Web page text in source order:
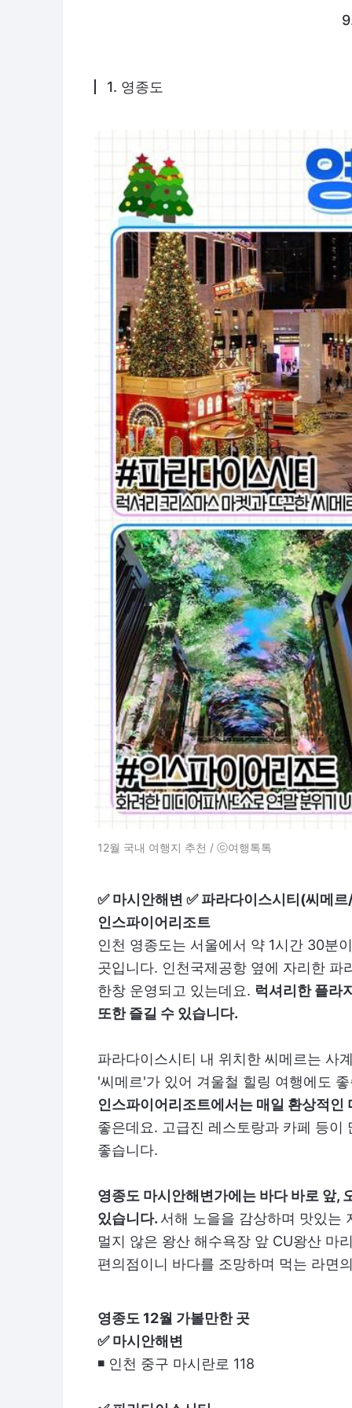
1. 영종도
12월 국내 여행지 추천 / ⓒ여행톡톡
✅ 마시안해변 ✅ 파라다이스시티(씨메
인스파이어리조트
인천 영종도는 서울에서 약 1시간 30분
곳입니다. 인천국제공항 옆에 자리한 파
한창 운영되고 있는데요. 럭셔리한 플라
또한 즐길 수 있습니다.
파라다이스시티 내 위치한 씨메르는 사
'씨메르'가 있어 겨울철 힐링 여행에도
인스파이어리조트에서는 매일 환상적
좋은데요. 고급진 레스토랑과 카페 등이
좋습니다.
영종도 마시안해변가에는 바다 바로 앞,
있습니다. 서해 노을을 감상하며 맛있는
멀지 않은 왕산 해수욕장 앞 CU왕산 마
편의점이니 바다를 조망하며 먹는 라면
영종도 12월 가볼만한 곳
✅ 마시안해변
◾ 인천 중구 마시란로 118